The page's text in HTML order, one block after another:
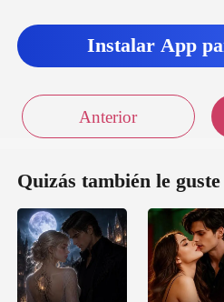
as
Instalar App
Anterior
Quizás también le guste